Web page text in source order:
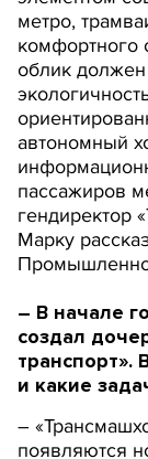
метро,
комфортного
облик
автономный
пассажиров
гендиректор
Марку
– В начале
создал
транспорт».
и какие
–
появляются